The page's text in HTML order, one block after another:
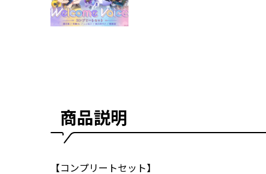
商品説明
【コンプリートセット】